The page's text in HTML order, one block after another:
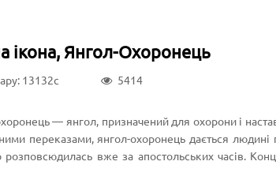
ікона, Янгол-Охоронець
13132c 5414
— янгол, призначений для охорони і
переказами, янгол-охоронець дається людині
вже за апостольських часів.